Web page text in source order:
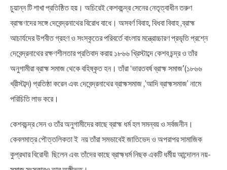
চুয়ান্ন টি শাখা প্রতিষ্ঠিত হয়। অচিরেই কেশবচন্দ্র সেনের নেতৃত্বাধীন তরুণ
ব্রাহ্মণদের সঙ্গে দেবেন্দ্রনাথের বিরোধ বাধে। অসবর্ণ বিবাহ, বিধবা বিবাহ ,ব্রাহ্ম
আচার্যদের উপবীত গ্রহণ ও সংস্কৃতের পরিবর্তে বাংলায় মন্ত্রোচ্চারণ প্রভৃতি প্রশ্নে
দেবেন্দ্রনাথের রক্ষণশীলতার প্রতিবাদ করায় ১৮৬৬ খ্রিস্টাব্দে কেশব চন্দ্র ও তাঁর
অনুগামীরা ব্রাহ্ম সমাজ থেকে বহিষ্কৃত হন। তাঁরা ‘ভারতবর্ষ ব্রাহ্ম সমাজ'(১৮৬৬
খ্রীস্টাব্দ) প্রতিষ্ঠা করেন এবং দেবেন্দ্রনাথের ব্রাহ্মসমাজ ,’আদি ব্রাহ্মসমাজ’ নামে
পরিচিতি লাভ করে।
কেশবচন্দ্র সেন ও তাঁর অনুগামীদের কাছে ব্রাহ্ম ধর্ম হল সমন্বয় ও সর্বজনীন।
কেবলমাত্র পৌত্তলিকতা ই নয় তাঁরা সমভাবেই জাতিভেদ ও অপরাপর সামাজিক
কুপ্রথার বিরোধী ছিলেন এবং তাঁদের কাছে ব্রাহ্মধর্ম নিছক একটি ধর্মীয় আন্দোলন নয়-